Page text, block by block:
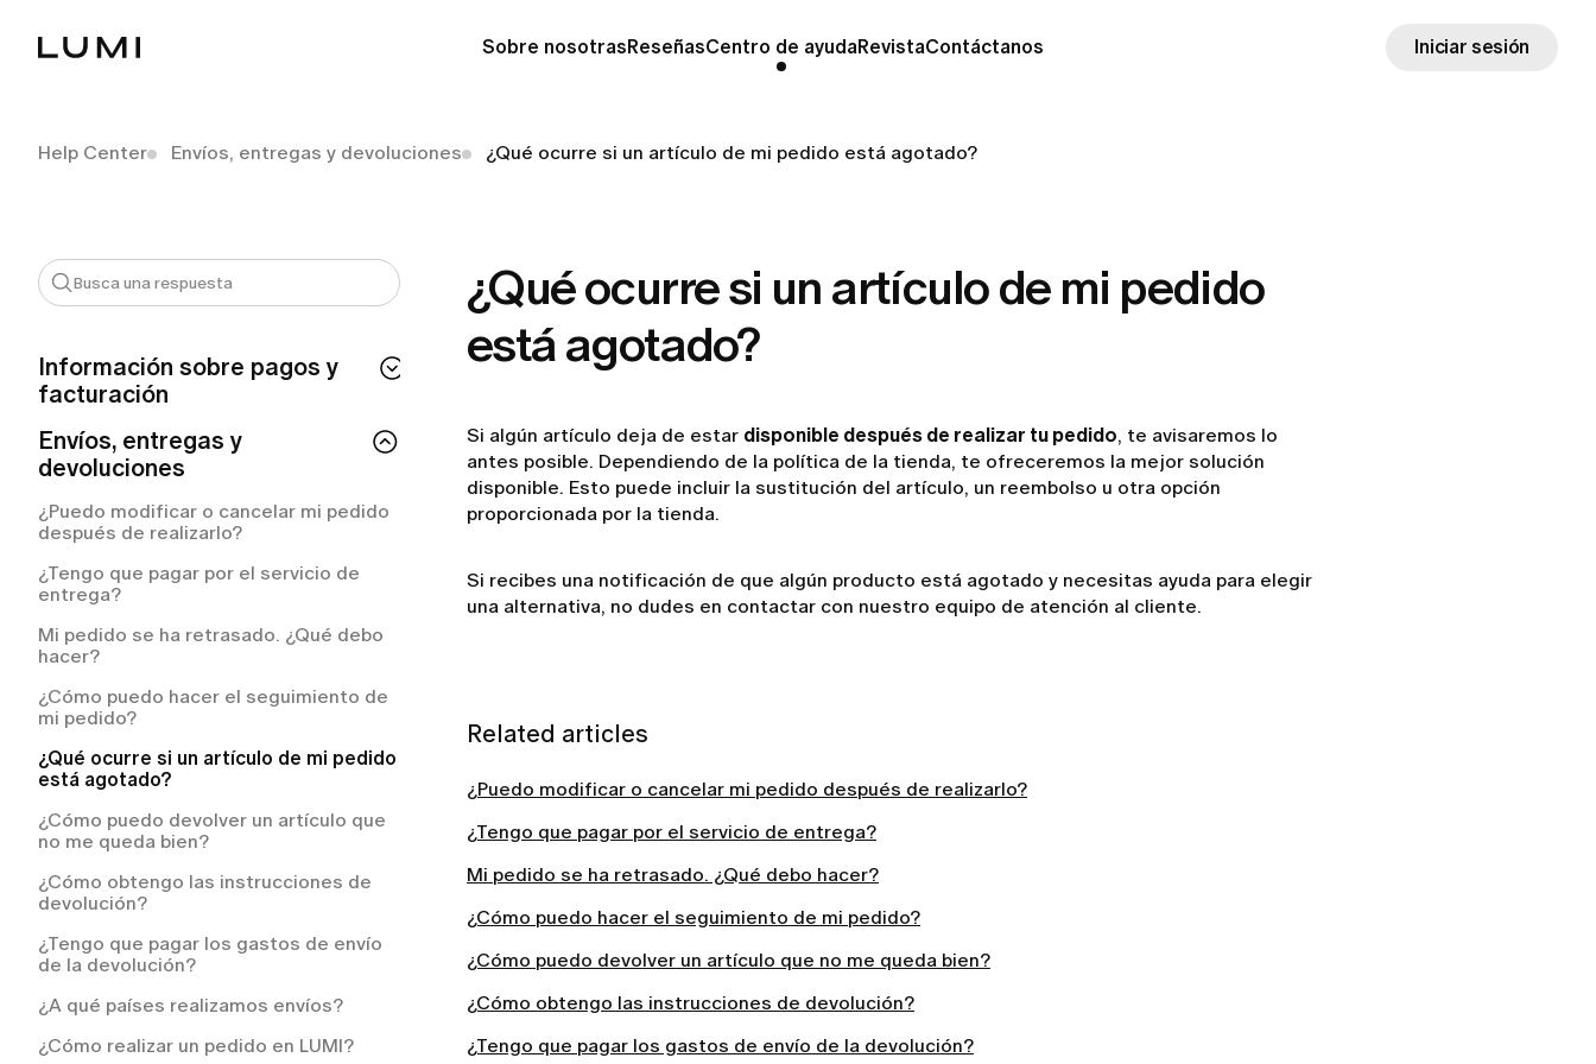
Sobre nosotrasReseñasCentro de ayudaRevistaContáctanos Iniciar sesión
Help Center Envíos, entregas y devoluciones ¿Qué ocurre si un artículo de mi pedido está agotado?
Información sobre pagos y
facturación
¿Cuánto tiempo tarda en procesarse mi
reembolso de LUMI?
¿Por qué se me ha realizado un cargo
automático de LUMI?
¿Cómo solicitar un reembolso en LUMI?
¿Cómo puedo solicitar un reembolso?
Envíos, entregas y
devoluciones
¿Puedo modificar o cancelar mi pedido
después de realizarlo?
¿Tengo que pagar por el servicio de
entrega?
Mi pedido se ha retrasado. ¿Qué debo
hacer?
¿Cómo puedo hacer el seguimiento de
mi pedido?
¿Qué ocurre si un artículo de mi pedido
está agotado?
¿Cómo puedo devolver un artículo que
no me queda bien?
¿Cómo obtengo las instrucciones de
devolución?
¿Tengo que pagar los gastos de envío
de la devolución?
¿A qué países realizamos envíos?
¿Cómo realizar un pedido en LUMI?
¿Qué ocurre si un artículo de mi pedido
está agotado?
Si algún artículo deja de estar disponible después de realizar tu pedido, te avisaremos lo
antes posible. Dependiendo de la política de la tienda, te ofreceremos la mejor solución
disponible. Esto puede incluir la sustitución del artículo, un reembolso u otra opción
proporcionada por la tienda.
Si recibes una notificación de que algún producto está agotado y necesitas ayuda para elegir
una alternativa, no dudes en contactar con nuestro equipo de atención al cliente.
Related articles
¿Puedo modificar o cancelar mi pedido después de realizarlo?
¿Tengo que pagar por el servicio de entrega?
Mi pedido se ha retrasado. ¿Qué debo hacer?
¿Cómo puedo hacer el seguimiento de mi pedido?
¿Cómo puedo devolver un artículo que no me queda bien?
¿Cómo obtengo las instrucciones de devolución?
¿Tengo que pagar los gastos de envío de la devolución?